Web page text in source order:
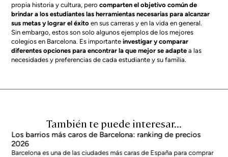
propia historia y cultura, perocomparten el objetivo común de
brindar a los estudiantes las herramientas necesarias para alcanzar
sus metas y lograr el éxitoen sus carreras y en la vida en general.
Sin embargo, estos son solo algunos ejemplos de los mejores
colegios en Barcelona. Es importante investigar y comparar
diferentes opciones para encontrar la que mejor se adaptea las
necesidades y preferencias de cada estudiante y su familia.
También te puede interesar...
Los barrios más caros de Barcelona: ranking de precios
2026
Barcelona es una de las ciudades más caras de España para comprar